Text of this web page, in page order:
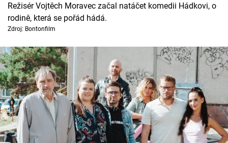
Režisér Vojtěch Moravec začal natáčet komedii Hádkovi, o
rodině, která se pořád hádá.
Zdroj: Bontonfilm